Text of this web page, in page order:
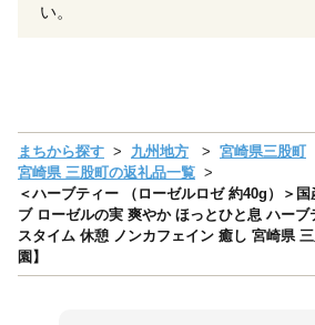
い。
まちから探す 九州地方
宮崎県三股町
宮崎県 三股町の返礼品一覧
＜ハーブティー （ローゼルロゼ 約40g）＞
ブ ローゼルの実 爽やか ほっとひと息 ハー
スタイム 休憩 ノンカフェイン 癒し 宮崎県
園】